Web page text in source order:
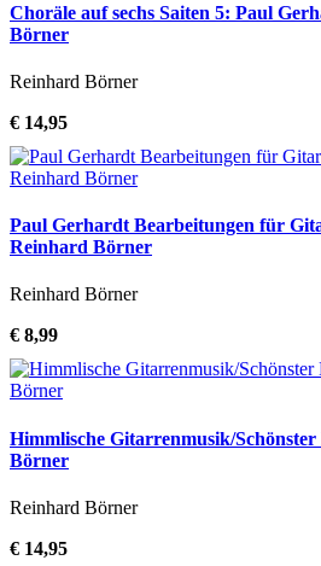
Choräle auf sechs Saiten 5: Paul
Börner
Reinhard Börner
€ 14,95
Paul Gerhardt Bearbeitungen für
Reinhard Börner
Reinhard Börner
€ 8,99
Himmlische Gitarrenmusik/
Börner
Reinhard Börner
€ 14,95